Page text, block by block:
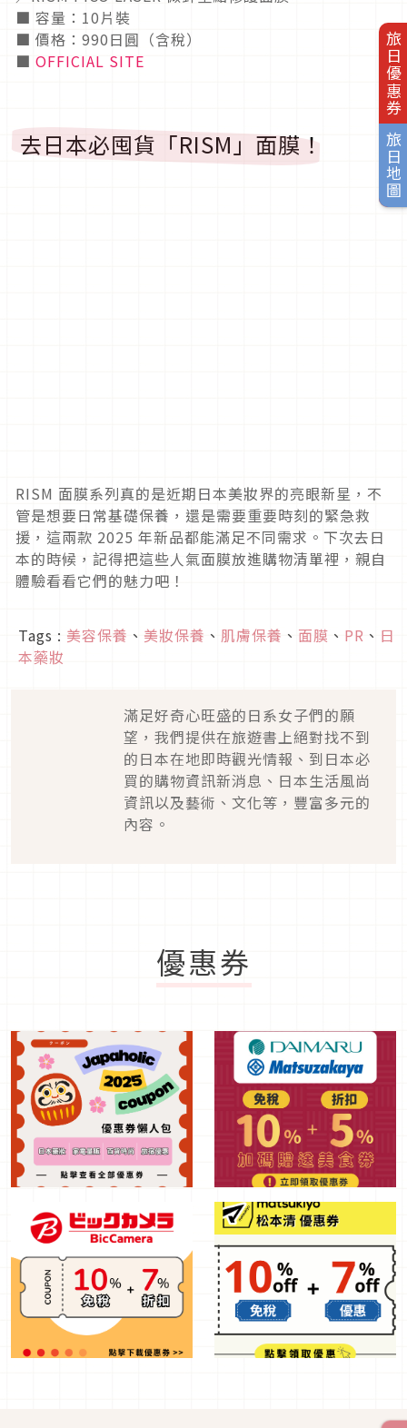
旅日優惠券
旅日地圖
■ 容量：10片裝
■ 價格：990日圓（含稅）
■ OFFICIAL SITE
去日本必囤貨「RISM」面膜！
RISM 面膜系列真的是近期日本美妝界的亮眼新星，不
管是想要日常基礎保養，還是需要重要時刻的緊急救
援，這兩款 2025 年新品都能滿足不同需求。下次去日
本的時候，記得把這些人氣面膜放進購物清單裡，親自
體驗看看它們的魅力吧！
Tags : 美容保養 、 美妝保養 、 肌膚保養 、 面膜 、 PR 、 日
本藥妝
滿足好奇心旺盛的日系女子們的願
望，我們提供在旅遊書上絕對找不到
的日本在地即時觀光情報、到日本必
買的購物資訊新消息、日本生活風尚
資訊以及藝術、文化等，豐富多元的
內容。
優惠券